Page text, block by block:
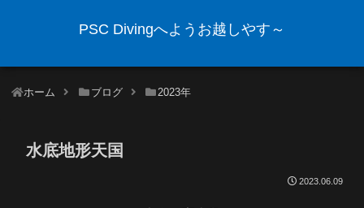
PSC Divingへようお越しやす～
ホーム ブログ 2023年
水底地形天国
2023.06.09